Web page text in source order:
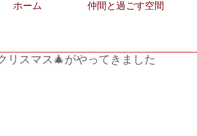
ホーム 仲間と過ごす空間
リスマス🎄がやってきました